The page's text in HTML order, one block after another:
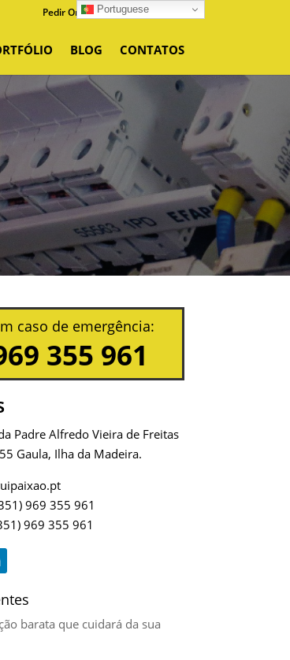
Pedir Orçamento
BLOG CONTATOS
caso de emergência:
355 961
Padre Alfredo Vieira de Freitas
Gaula, Ilha da Madeira.
969 355 961
969 355 961
barata que cuidará da sua
Portuguese